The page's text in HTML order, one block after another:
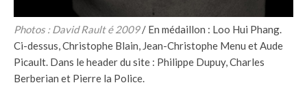
Photos : David Rault é 2009/ En médaillon : Loo Hui Phang.
Ci-dessus, Christophe Blain, Jean-Christophe Menu et Aude
Picault. Dans le header du site : Philippe Dupuy, Charles
Berberian et Pierre la Police.